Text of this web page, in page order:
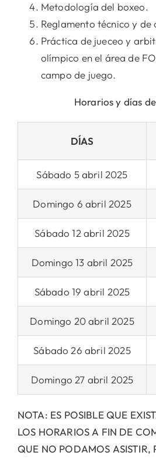
Metodología del boxeo.
Reglamento técnico y de
Práctica de jueceo y
olímpico en el área de
campo de juego.
Horarios y días
DÍAS
Sábado 5 abril 2025
Domingo 6 abril 2025
Sábado 12 abril 2025
Domingo 13 abril 2025
Sábado 19 abril 2025
Domingo 20 abril 2025
Sábado 26 abril 2025
Domingo 27 abril 2025
NOTA: ES POSIBLE QUE
LOS HORARIOS A FIN DE
QUE NO PODAMOS ASISTIR,